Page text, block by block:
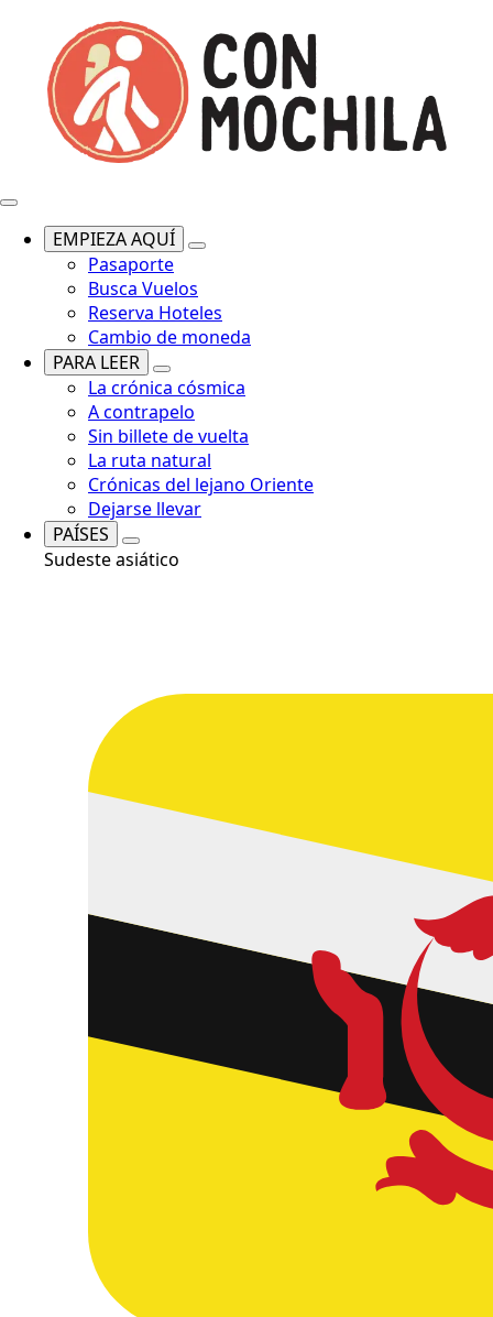
EMPIEZA AQUÍ
Pasaporte
Busca Vuelos
Reserva Hoteles
Cambio de moneda
PARA LEER
La crónica cósmica
A contrapelo
Sin billete de vuelta
La ruta natural
Crónicas del lejano Oriente
Dejarse llevar
PAÍSES
Sudeste asiático